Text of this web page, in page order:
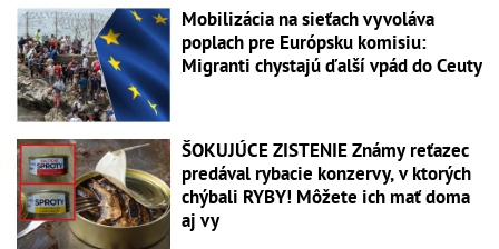
Mobilizácia na sieťach vyvoláva
poplach pre Európsku komisiu:
Migranti chystajú ďalší vpád do Ceuty
ŠOKUJÚCE ZISTENIE Známy reťazec
predával rybacie konzervy, v ktorých
chýbali RYBY! Môžete ich mať doma
aj vy